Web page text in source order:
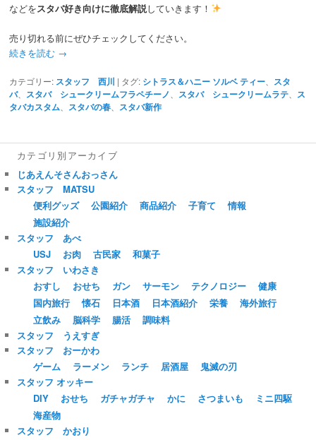
などをスタバ好き向けに徹底解説していきます！
売り切れる前にぜひチェックしてください。
続きを読む →
カテゴリー: スタッフ 西川 | タグ: シトラス＆ハニー ソルベ ティー
スタ
バ、 スタバ シュークリームフラペチーノ スタバ シュークリームラテ
ス
タバカスタム
スタバの春 スタバ新作
カテゴリ別アーカイブ
じあえんそさんおっさん
スタッフ MATSU
便利グッズ
公園紹介 商品紹介 子育て
情報
施設紹介
スタッフ あべ
USJ
お肉 古民家
和菓子
スタッフ いわさき
おすし
おせち ガン サーモン テクノロジー
健康
国内旅行
懐石 日本酒 日本酒紹介 栄養
海外旅行
立飲み
脳科学 腸活
調味料
スタッフ うえすぎ
スタッフ おーかわ
ゲーム
ラーメン ランチ 居酒屋
鬼滅の刃
スタッフ オッキー
DIY
おせち ガチャガチャ かに さつまいも
ミニ四駆
海産物
スタッフ かおり